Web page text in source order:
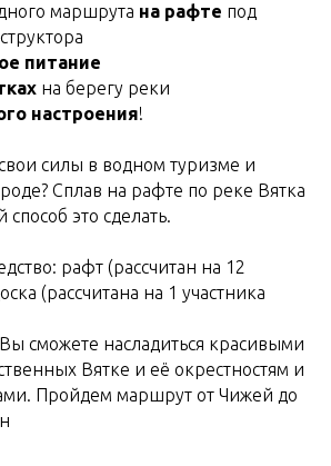
маршрута на рафте под
питание
на берегу реки
настроения!
силы в водном туризме и
Сплав на рафте по реке Вятка
это сделать.
рафт (рассчитан на 12
(рассчитана на 1 участника
сможете насладиться красивыми
Вятке и её окрестностям и
Пройдем маршрут от Чижей до